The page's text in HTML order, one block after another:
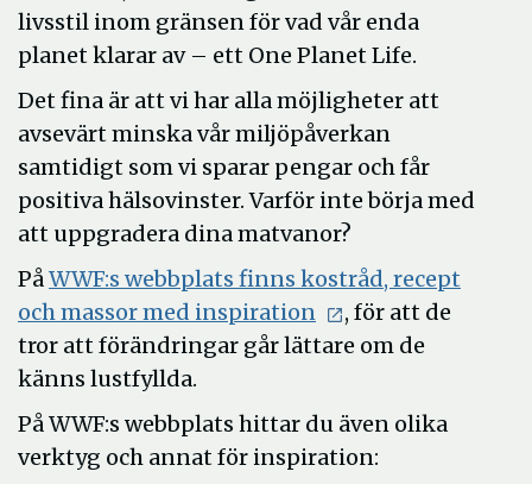
livsstil inom gränsen för vad vår enda
planet klarar av – ett One Planet Life.
Det fina är att vi har alla möjligheter att
avsevärt minska vår miljöpåverkan
samtidigt som vi sparar pengar och får
positiva hälsovinster. Varför inte börja med
att uppgradera dina matvanor?
PåWWF:s webbplats finns kostråd, recept
och massor med inspiration Öppna
i
fönster
, för att de
tror att förändringar går lättare om de
känns lustfyllda.
På WWF:s webbplats hittar du även olika
verktyg och annat för inspiration: